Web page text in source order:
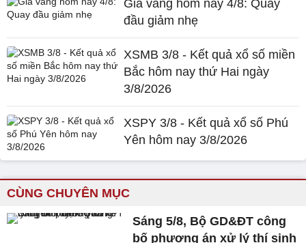
Giá vàng hôm nay 4/8: Quay
đầu giảm nhẹ
XSMB 3/8 - Kết quả xổ số miền
Bắc hôm nay thứ Hai ngày
3/8/2026
XSPY 3/8 - Kết quả xổ số Phú
Yên hôm nay 3/8/2026
CÙNG CHUYÊN MỤC
Sáng 5/8, Bộ GD&ĐT công
bố phương án xử lý thí sinh